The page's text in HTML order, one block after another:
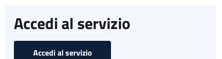
Accedi al servizio
Accedi al servizio